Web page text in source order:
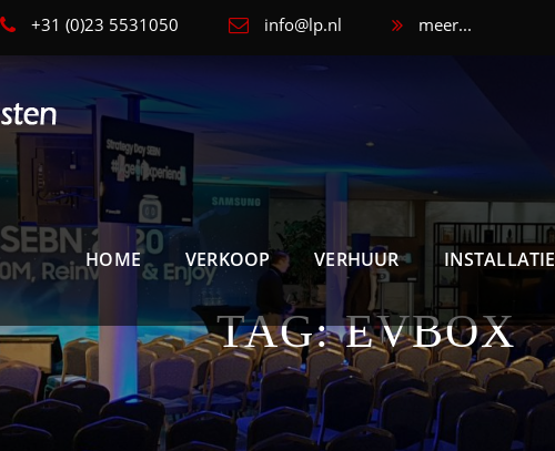
+31 (0)23 5531050 info@lp.nl meer...
HOME VERKOOP VERHUUR INSTALLATIE
TAG:EVBOX